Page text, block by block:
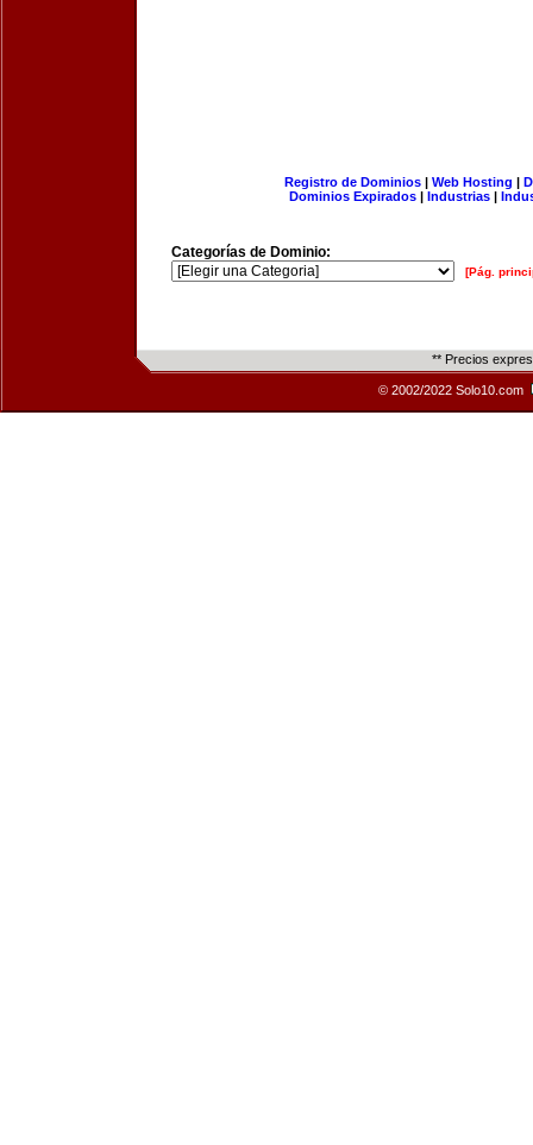
Registro de Dominios| Web Hosting |
Dominios Expirados | Industrias |
Categorías de Dominio:
[Pág.
** Precios
© 2002/2022 Solo10.com